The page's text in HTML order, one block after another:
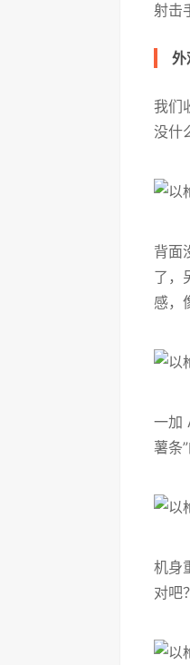
射击
外
我们
没什
背面
了，
感，
一加
薯条
机身
对吧